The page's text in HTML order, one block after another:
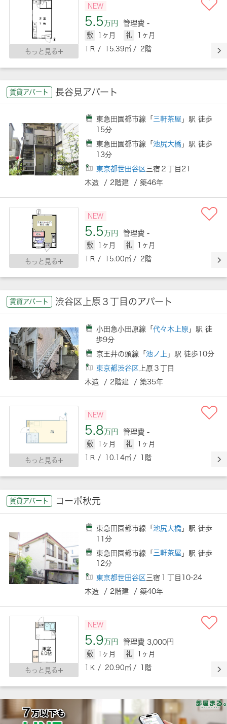
もっと見る
NEW
5.5万円 管理費 -
敷 1ヶ月 礼
1ヶ月
1Ｒ / 15.39㎡ / 2階
賃貸アパート 長谷見アパート
東急田園都市線「 三軒茶屋 」駅 徒歩
15分
東急田園都市線「池尻大橋 」駅 徒歩
13分
東京都世田谷区 三宿２丁目21
木造 / 2階建 / 築46年
もっと見る
NEW
5.5万円 管理費 -
敷 1ヶ月 礼
1ヶ月
1Ｒ / 15.00㎡ / 2階
賃貸アパート 渋谷区上原３丁目のアパート
小田急小田原線「代々木上原 」駅 徒
歩9分
京王井の頭線「池ノ上 」駅 徒歩10分
東京都渋谷区 上原３丁目
木造 / 2階建 / 築35年
もっと見る
NEW
5.8万円 管理費 -
敷 1ヶ月 礼
1ヶ月
1Ｒ / 10.14㎡ / 1階
賃貸アパート コーポ秋元
東急田園都市線「池尻大橋 」駅 徒歩
11分
東急田園都市線「 三軒茶屋 」駅 徒歩
12分
東京都世田谷区 三宿１丁目10-24
木造 / 2階建 / 築40年
もっと見る
NEW
5.9万円 管理費 3,000円
敷 1ヶ月 礼
1ヶ月
1Ｋ / 20.90㎡ / 1階